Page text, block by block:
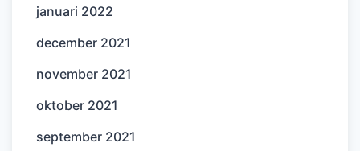
januari 2022
december 2021
november 2021
oktober 2021
september 2021